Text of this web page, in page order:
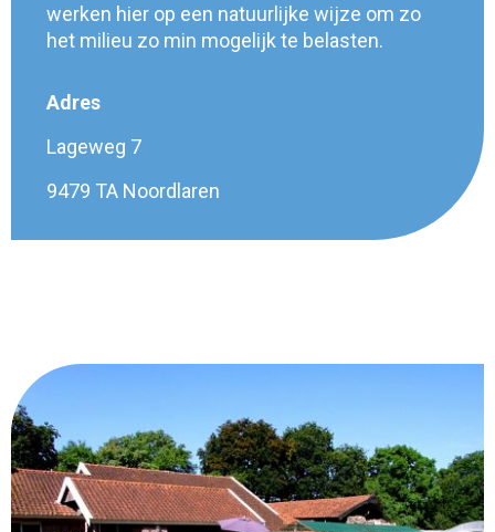
werken hier op een natuurlijke wijze om zo
het milieu zo min mogelijk te belasten.
Adres
Lageweg 7
9479 TA Noordlaren